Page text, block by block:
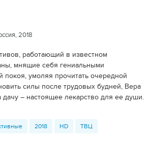
2018
работающий в известном
мнящие себя гениальными
покоя, умоляя прочитать очередной
силы после трудовых будней, Вера
дачу – настоящее лекарство для ее души.
2018 HD ТВЦ